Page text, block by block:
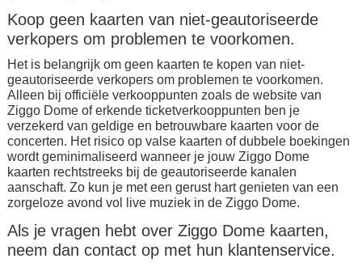
Koop geen kaarten van niet-geautoriseerde
verkopers om problemen te voorkomen.
Het is belangrijk om geen kaarten te kopen van niet-
geautoriseerde verkopers om problemen te voorkomen.
Alleen bij officiële verkooppunten zoals de website van
Ziggo Dome of erkende ticketverkooppunten ben je
verzekerd van geldige en betrouwbare kaarten voor de
concerten. Het risico op valse kaarten of dubbele boekingen
wordt geminimaliseerd wanneer je jouw Ziggo Dome
kaarten rechtstreeks bij de geautoriseerde kanalen
aanschaft. Zo kun je met een gerust hart genieten van een
zorgeloze avond vol live muziek in de Ziggo Dome.
Als je vragen hebt over Ziggo Dome kaarten,
neem dan contact op met hun klantenservice.